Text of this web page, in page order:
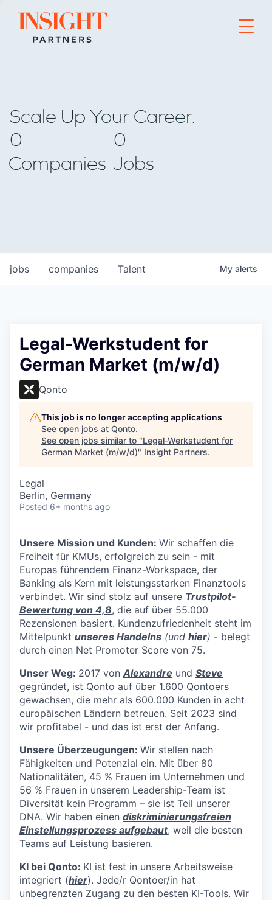
Go to home page
Scale Up Your Career.
0
Companies
0
Jobs
jobs companies Talent My alerts
Legal-Werkstudent for
German Market (m/w/d)
Qonto
This job is no longer accepting applications
See open jobs at Qonto.
See open jobs similar to "Legal-Werkstudent for
German Market (m/w/d)" Insight Partners.
Legal
Berlin, Germany
Posted 6+ months ago
Unsere Mission und Kunden: Wir schaffen die
Freiheit für KMUs, erfolgreich zu sein - mit
Europas führendem Finanz-Workspace, der
Banking als Kern mit leistungsstarken Finanztools
verbindet. Wir sind stolz auf unsere Trustpilot-
Bewertung von 4,8, die auf über 55.000
Rezensionen basiert. Kundenzufriedenheit steht im
Mittelpunkt unseres Handelns (und hier) - belegt
durch einen Net Promoter Score von 75.
Unser Weg: 2017 vonAlexandre und Steve
gegründet, ist Qonto auf über 1.600 Qontoers
gewachsen, die mehr als 600.000 Kunden in acht
europäischen Ländern betreuen. Seit 2023 sind
wir profitabel - und das ist erst der Anfang.
Unsere Überzeugungen: Wir stellen nach
Fähigkeiten und Potenzial ein. Mit über 80
Nationalitäten, 45 % Frauen im Unternehmen und
56 % Frauen in unserem Leadership-Team ist
Diversität kein Programm – sie ist Teil unserer
DNA. Wir haben einen diskriminierungsfreien
Einstellungsprozess aufgebaut, weil die besten
Teams auf Leistung basieren.
KI bei Qonto: KI ist fest in unsere Arbeitsweise
integriert (hier). Jede/r Qontoer/in hat
unbegrenzten Zugang zu den besten KI-Tools. Wir